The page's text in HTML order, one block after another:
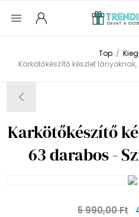
Top /
Karkötőkészítő készlet
Karkötőkészítő
63 darabos -
5 990,00 Ft